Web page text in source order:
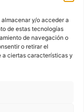
y/o acceder a
de estas tecnologías
de navegación o
o retirar el
ciertas características y
DE PRIVACIDAD